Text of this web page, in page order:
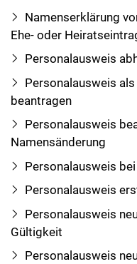
Namenserklärung
Ehe- oder
Personalausweis
Personalausweis
beantragen
Personalausweis
Namensänderung
Personalausweis
Personalausweis
Personalausweis
Gültigkeit
Personalausweis